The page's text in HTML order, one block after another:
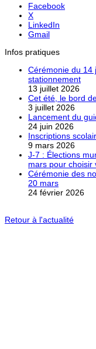
Facebook
X
LinkedIn
Gmail
Infos pratiques
Cérémonie du 14
stationnement
13 juillet 2026
Cet été, le bord
3 juillet 2026
Lancement du
24 juin 2026
Inscriptions
9 mars 2026
J-7 : Élections
mars pour choisir
Cérémonie des
20 mars
24 février 2026
Retour à l'actualité